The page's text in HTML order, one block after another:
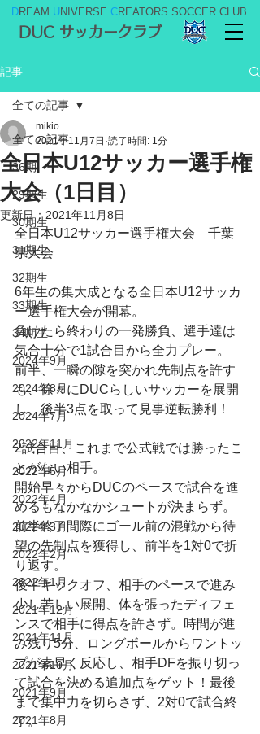
DREAM UNIVERSE CREATORS SOCCER CLUB
DUC サッカークラブ
記事
全ての記事
36期
29期生
30期生
31期生
32期生
33期生
34期生
2024年9月
2024年8月
2024年7月
2022年11月
2022年5月
2022年4月
2022年3月
2022年2月
2022年1月
2021年12月
2021年11月
2021年10月
2021年9月
2021年8月
全ての記事
全日本U12サッカー選手権
大会（1日目）
mikio
2021年11月7日 読了時間: 1分
更新日： 2021年11月8日
全日本U12サッカー選手権大会　千葉
県大会
6年生の集大成となる全日本U12サッカ
ー選手権大会が開幕。
負けたら終わりの一発勝負、選手達は
気合十分で1試合目から全力プレー。
前半、一瞬の隙を突かれ先制点を許す
も、徐々にDUCらしいサッカーを展開
し、後半3点を取って見事逆転勝利！
2試合目、これまで公式戦では勝ったこ
とがない相手。
開始早々からDUCのペースで試合を進
めるもなかなかシュートが決まらず。
前半終了間際にゴール前の混戦から待
望の先制点を獲得し、前半を1対0で折
り返す。
後半キックオフ、相手のペースで進み
少し苦しい展開、体を張ったディフェ
ンスで相手に得点を許さず。時間が進
み残り5分、ロングボールからワントッ
プが素早く反応し、相手DFを振り切っ
て試合を決める追加点をゲット！最後
まで集中力を切らさず、2対0で試合終
了。